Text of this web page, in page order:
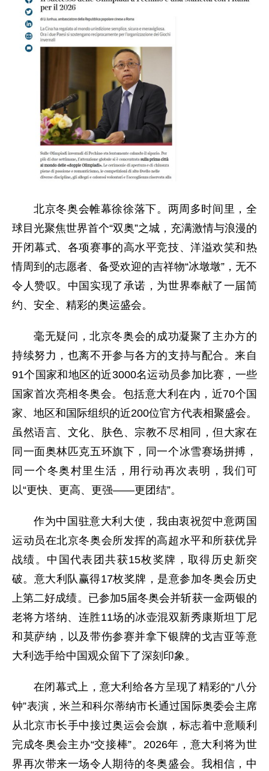
北京冬奥会帷幕徐徐落下。两周多时间里，全
球目光聚焦世界首个“双奥”之城，充满激情与浪漫的
开闭幕式、各项赛事的高水平竞技、洋溢欢笑和热
情周到的志愿者、备受欢迎的吉祥物“冰墩墩”，无不
令人赞叹。中国实现了承诺，为世界奉献了一届简
约、安全、精彩的奥运盛会。
毫无疑问，北京冬奥会的成功凝聚了主办方的
持续努力，也离不开参与各方的支持与配合。来自
91个国家和地区的近3000名运动员参加比赛，一些
国家首次亮相冬奥会。包括意大利在内，近70个国
家、地区和国际组织的近200位官方代表相聚盛会。
虽然语言、文化、肤色、宗教不尽相同，但大家在
同一面奥林匹克五环旗下，同一个冰雪赛场拼搏，
同一个冬奥村里生活，用行动再次表明，我们可
以“更快、更高、更强——更团结”。
作为中国驻意大利大使，我由衷祝贺中意两国
运动员在北京冬奥会所发挥的高超水平和所获优异
战绩。中国代表团共获15枚奖牌，取得历史新突
破。意大利队赢得17枚奖牌，是意参加冬奥会历史
上第二好成绩。已参加5届冬奥会并斩获一金两银的
老将方塔纳、连胜11场的冰壶混双新秀康斯坦丁尼
和莫萨纳，以及带伤参赛并拿下银牌的戈吉亚等意
大利选手给中国观众留下了深刻印象。
在闭幕式上，意大利给各方呈现了精彩的“八分
钟”表演，米兰和科尔蒂纳市长通过国际奥委会主席
从北京市长手中接过奥运会会旗，标志着中意顺利
完成冬奥会主办“交接棒”。2026年，意大利将为世
界再次带来一场令人期待的冬奥盛会。我相信，中